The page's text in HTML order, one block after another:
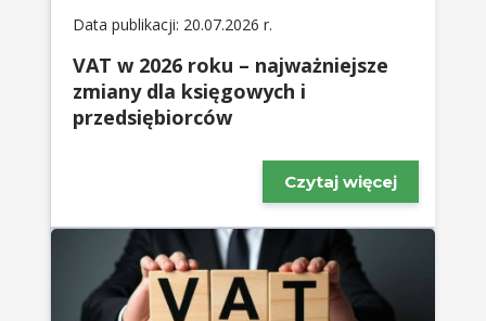
Data publikacji: 20.07.2026 r.
VAT w 2026 roku – najważniejsze
zmiany dla księgowych i
przedsiębiorców
Czytaj więcej